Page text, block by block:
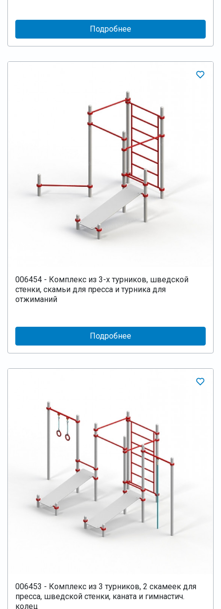
Подробнее
006454 - Комплекс из 3-х турников, шведской
стенки, скамьи для пресса и турника для
отжиманий
Подробнее
006453 - Комплекс из 3 турников, 2 скамеек для
пресса, шведской стенки, каната и гимнастич.
колец